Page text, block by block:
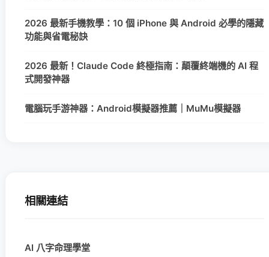
2026 最新手機教學：10 個 iPhone 與 Android 必學的隱藏
功能與省電秘訣
2026 最新！Claude Code 終極指南：顛覆終端機的 AI 程
式開發神器
電腦玩手游神器：Android模擬器推薦｜MuMu模擬器
相關連結
AI 八字命理學堂